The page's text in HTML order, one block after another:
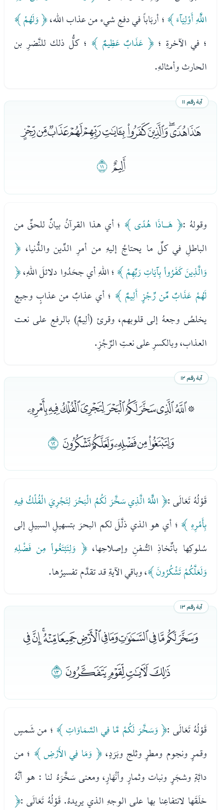
اللَّهِ أَوْلِيَآءَ ﴾؛ أربَاباً في دفعِ شيء من عذاب الله،﴿ وَلَهُمْ ﴾
؛ في الآخرةِ ؛ ﴿ عَذَابٌ عَظِيمٌ ﴾ ؛ كلُّ ذلك للنَّضرِ بن
الحارث وأمثالهِ.
آية رقم ١١
ﯧﯨﯩﯪﯫﯬﯭﯮﯯﯰﯱ
ﯲﯳ
وقولهُ :﴿ هَـاذَا هُدًى ﴾ ؛ أي هذا القرآنُ بيانٌ للحقِّ من
الباطلِ في كلِّ ما يحتاجُ إليهِ من أمرِ الدِّين والدُّنيا، ﴿
وَالَّذِينَ كَفَرُواْ بِآيَاتِ رَبِّهِمْ ﴾؛ اللهِ أي جحَدُوا دلائلَ اللهِ،﴿
لَهُمْ عَذَابٌ مِّن رِّجْزٍ أَلِيمٌ ﴾ ؛ أي عذابٌ من عذابٍ وجيعٍ
يخلصُ وجعهُ إلى قلوبهم، وقرئ (ألِيمٌ) بالرفعِ على نعت
العذاب، وبالكسرِ على نعتِ الرِّجْزِ.
آية رقم ١٢
ﯴﯵﯶﯷﯸﯹﯺﯻﯼﯽ
ﯾﯿﰀﰁﰂﰃ
قَوْلُهُ تَعَالَى :﴿ اللَّهُ الَّذِي سَخَّرَ لَكُمُ الْبَحْرَ لِتَجْرِيَ الْفُلْكُ فِيهِ
بِأَمْرِهِ ﴾ ؛ أي هو الذي ذلَّلَ لكم البحرَ بتسهيلِ السبيلِ إلى
سُلوكِها باتِّخاذِ السُّفنِ وإصلاحِها،﴿ وَلِتَبْتَغُواْ مِن فَضْلِهِ
وَلَعَلَّكُمْ تَشْكُرُونَ ﴾، وباقي الآيةِ قد تقدَّم تفسيرُها.
آية رقم ١٣
ﰄﰅﰆﰇﰈﰉﰊﰋﰌﰍﰎﰏﰐ
ﰑﰒﰓﰔﰕ
قَوْلُهُ تَعَالَى :﴿ وَسَخَّرَ لَكُمْ مَّا فِي السَّمَاوَاتِ ﴾ ؛ من شَمسٍ
وقمرٍ ونجوم ومطرٍ وثلج وبَرَدٍ،﴿ وَمَا فِي الأَرْضِ ﴾ ؛ من
دابَّةٍ وشجَرٍ ونبات وثمارٍ وأنْهَارٍ، ومعنى سَخَّرَهُ لنا : هو أنَّهُ
خلَقَها لانتفاعِنا بها على الوجهِ الذي يريدهُ. قَوْلُهُ تَعَالَى :﴿